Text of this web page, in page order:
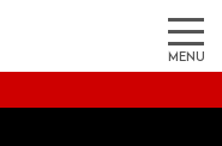
MENU